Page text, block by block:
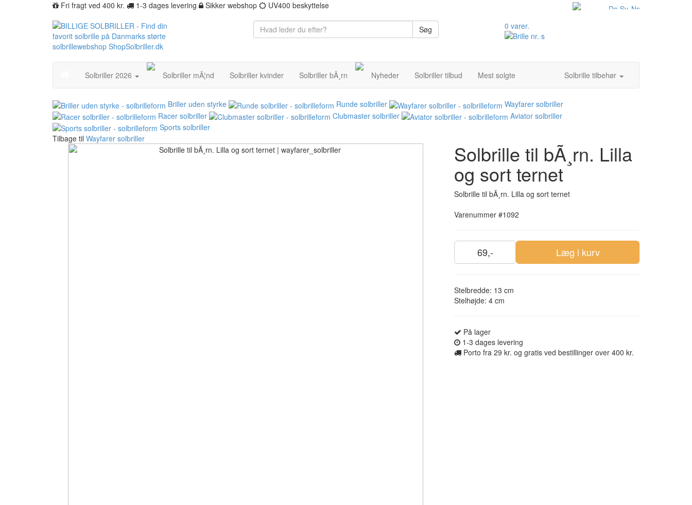
Fri fragt ved 400 kr. 1-3 dages levering Sikker webshop UV400 beskyttelse
Søg 0 varer.
Solbriller 2026 Solbriller mÃ¦nd Solbriller kvinder Solbriller bÃ¸rn Nyheder Solbriller tilbud Mest solgte Solbrille tilbehør
Briller uden styrke Runde solbriller
Wayfarer solbriller
Racer solbriller
Clubmaster solbriller
Aviator solbriller
Sports solbriller
Tilbage til Wayfarer solbriller
Solbrille til bÃ¸rn. Lilla
og sort ternet
Solbrille til bÃ¸rn. Lilla og sort ternet
Varenummer #1092
69,- Læg i kurv
Stelbredde: 13 cm
Stelhøjde: 4 cm
På lager
1-3 dages levering
Porto fra 29 kr. og gratis ved bestillinger over 400 kr.